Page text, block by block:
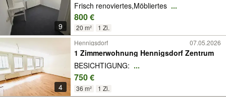
9
Frisch renoviertes,Möbliertes ...
800 €
20 m² 1 Zi.
4
Hennigsdorf 07.05.2026
1 Zimmerwohnung Hennigsdorf Zentrum
BESICHTIGUNG: ...
750 €
36 m² 1 Zi.